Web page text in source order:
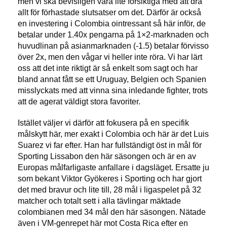
allt för förhastade slutsatser om det. Därför är också
en investering i Colombia ointressant så här inför, de
betalar under 1.40x pengarna på 1×2-marknaden och
huvudlinan på asianmarknaden (-1.5) betalar förvisso
över 2x, men den vågar vi heller inte röra. Vi har lärt
oss att det inte riktigt är så enkelt som sagt och har
bland annat fått se ett Uruguay, Belgien och Spanien
misslyckats med att vinna sina inledande fighter, trots
att de agerat väldigt stora favoriter.
Istället väljer vi därför att fokusera på en specifik
målskytt här, mer exakt i Colombia och här är det Luis
Suarez vi far efter. Han har fullständigt öst in mål för
Sporting Lissabon den här säsongen och är en av
Europas målfarligaste anfallare i dagsläget. Ersatte ju
som bekant Viktor Gyökeres i Sporting och har gjort
det med bravur och lite till, 28 mål i ligaspelet på 32
matcher och totalt sett i alla tävlingar mäktade
colombianen med 34 mål den här säsongen. Nätade
även i VM-genrepet här mot Costa Rica efter en